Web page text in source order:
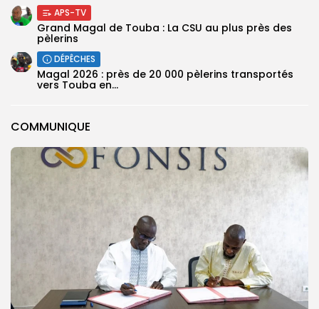
COMMUNIQUE
APS-TV
Grand Magal de Touba : La CSU au plus près des
pèlerins
DÉPÊCHES
Magal 2026 : près de 20 000 pèlerins transportés
vers Touba en...